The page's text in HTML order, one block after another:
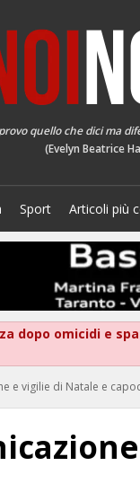
quello che dici ma
(Evelyn Beatrice
Sport Articoli più
dopo omicidi e
e vigilie di Natale e